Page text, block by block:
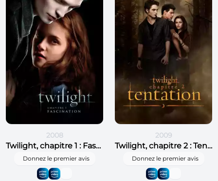
2008
Twilight, chapitre 1 : Fascination
Donnez le premier avis
2009
Twilight, chapitre 2 : Tentation
Donnez le premier avis